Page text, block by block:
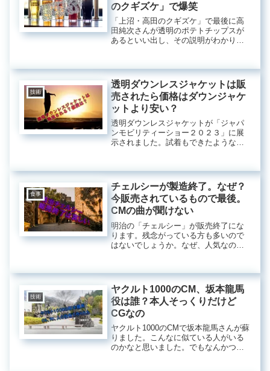
のクギズケ」で爆笑
「上沼・高田のクギズケ」で最後に高
田純次さんが透明のポテトチップスが
あるといい出し、その説明がわかりに
べてみたい。そう思って調べてみまし
た。ありました。でも、売っていない
んです。
技術
透明ダウンレスジャケットは販
売されたら価格はダウンジャケ
ットより安い？
透明ダウンレスジャケットが「ジャパ
ンモビリティーショー２０２３」に展
示されました。試着もできたようなん
変わらないということはダウンレスの
ほうが軽いということですよね。発売
されるんでしょうか。
食事
チェルシーが製造終了。なぜ？
今販売されているもので最後。
CMの曲が聞けない
明治の「チェルシー」が販売終了にな
ります。残念がっている方も多いので
はないでしょうか。なぜ、人気なのに
か。私もあめは好きではないんですが
「チェルシー」だけは買うんです。
技術
ヤクルト1000のCM、坂本龍馬
役は誰？本人そっくりだけど
CGなの
ヤクルト1000のCMで坂本龍馬さんが蘇
りました。こんなに似ている人がいる
のかなと思いました。でもなんかつ樹